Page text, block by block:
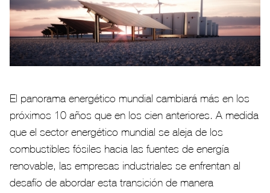
El panorama energético mundial cambiará más en los
próximos 10 años que en los cien anteriores. A medida
que el sector energético mundial se aleja de los
combustibles fósiles hacia las fuentes de energía
renovable, las empresas industriales se enfrentan al
desafío de abordar esta transición de manera